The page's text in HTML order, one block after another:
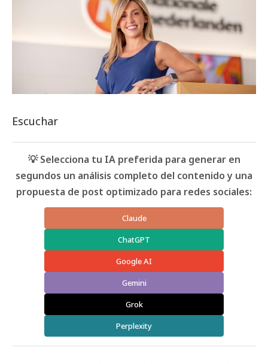
Escuchar
💡 Selecciona tu IA preferida para generar en
segundos un análisis completo del contenido y una
propuesta de post optimizado para redes sociales:
Claude
ChatGPT
Google AI
Gemini
Grok
Perplexity